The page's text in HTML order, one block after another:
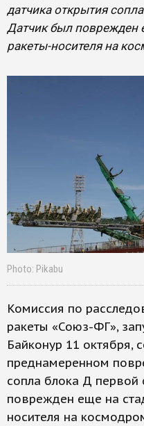
датчика открытия
Датчик был поврежден
ракеты-носителя на
Photo: Pikabu
Комиссия по
ракеты «Союз-ФГ»,
Байконур 11 октября,
преднамеренном
сопла блока Д первой
поврежден еще на
носителя на